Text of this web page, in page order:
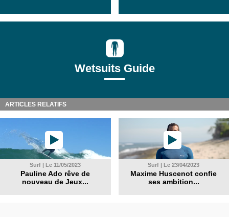
Wetsuits Guide
ARTICLES RELATIFS
Surf | Le 11/05/2023
Pauline Ado rêve de
nouveau de Jeux...
Surf | Le 23/04/2023
Maxime Huscenot confie
ses ambition...